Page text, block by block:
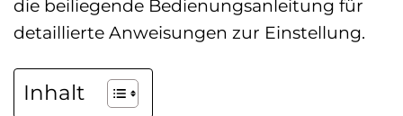
die beiliegende Bedienungsanleitung für
detaillierte Anweisungen zur Einstellung.
Inhalt